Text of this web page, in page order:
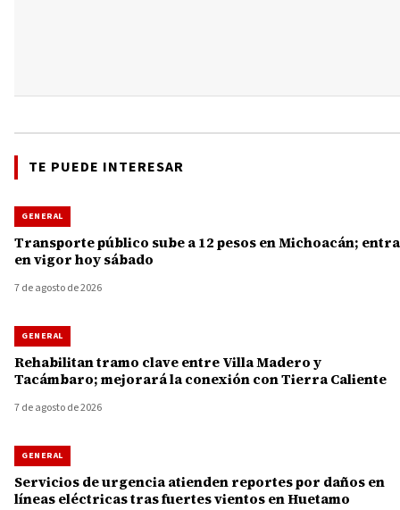
TE PUEDE INTERESAR
GENERAL
Transporte público sube a 12 pesos en Michoacán; entra
en vigor hoy sábado
7 de agosto de 2026
GENERAL
Rehabilitan tramo clave entre Villa Madero y
Tacámbaro; mejorará la conexión con Tierra Caliente
7 de agosto de 2026
GENERAL
Servicios de urgencia atienden reportes por daños en
líneas eléctricas tras fuertes vientos en Huetamo